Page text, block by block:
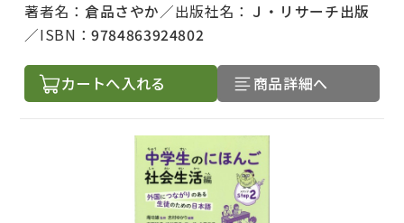
著者名： 倉品さやか 出版社名： Ｊ・リサーチ出版
ISBN：9784863924802
カートへ入れる 商品詳細へ